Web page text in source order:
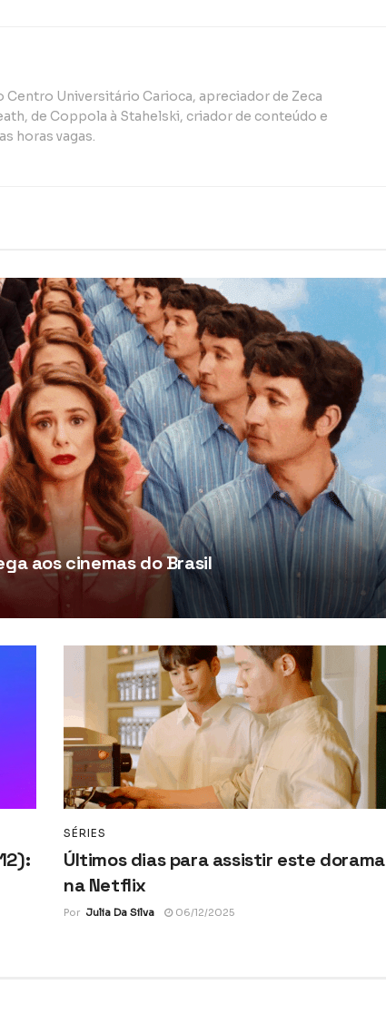
Universitário Carioca, apreciador de Zeca
de Coppola à Stahelski, criador de conteúdo e
horas vagas.
aos cinemas do Brasil
SÉRIES
Últimos dias para assistir este dorama
na Netflix
Por Julia Da Silva 06/12/2025